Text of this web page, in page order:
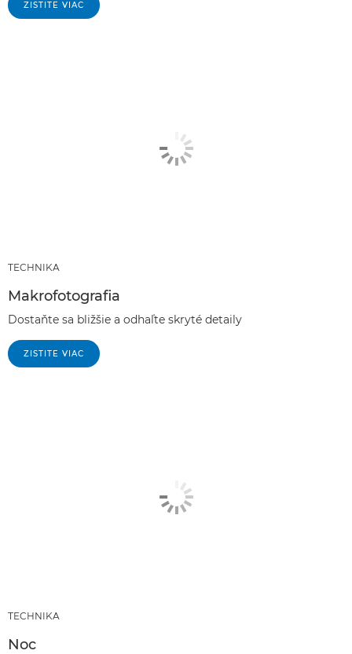
ZISTITE VIAC
TECHNIKA
Makrofotografia
Dostaňte sa bližšie a odhaľte skryté detaily
ZISTITE VIAC
TECHNIKA
Noc